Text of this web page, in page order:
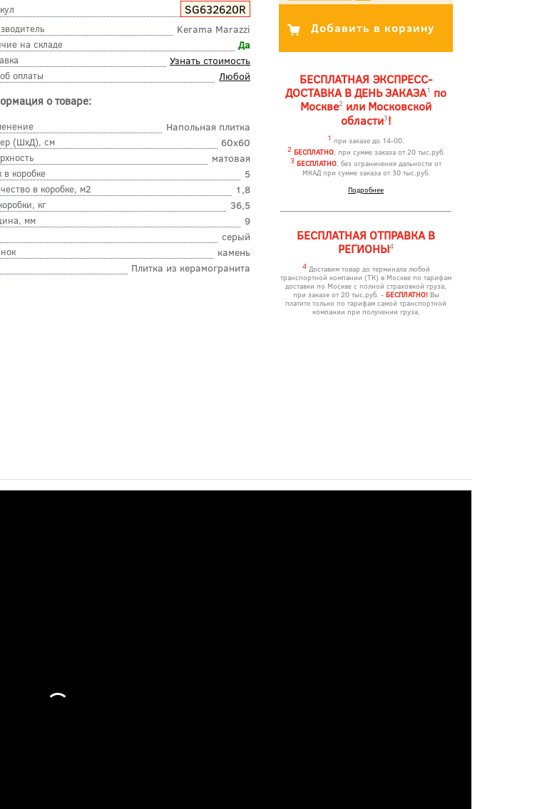
SG632620R
Kerama Marazzi
на складе Да
Узнать стоимость
оплаты Любой
о товаре:
Напольная плитка
(ШхД), см 60x60
матовая
в коробке 5
в коробке, м2 1,8
кг 36,5
мм 9
серый
камень
Плитка из керамогранита
БЕСПЛАТНАЯ ЭКСПРЕСС-
ДОСТАВКА В ДЕНЬ ЗАКАЗА1 по
Москве2 или Московской
области3!
1 при заказе до 14-00.
2 БЕСПЛАТНО, при сумме заказа от 20 тыс.руб.
3 БЕСПЛАТНО, без ограничения дальности от
МКАД при сумме заказа от 30 тыс.руб.
Подробнее
БЕСПЛАТНАЯ ОТПРАВКА В
РЕГИОНЫ4
4Доставим товар до терминала любой
транспортной компании (ТК) в Москве по тарифам
доставки по Москве с полной страховкой груза,
при заказе от 20 тыс.руб. - БЕСПЛАТНО!Вы
платите только по тарифам самой транспортной
компании при получении груза.